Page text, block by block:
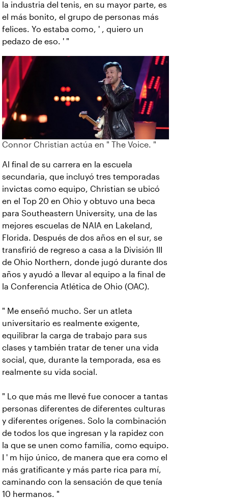
la industria del tenis, en su mayor parte, es
el más bonito, el grupo de personas más
felices. Yo estaba como, ' , quiero un
pedazo de eso. ' "
Connor Christian actúa en " The Voice. "
Al final de su carrera en la escuela
secundaria, que incluyó tres temporadas
invictas como equipo, Christian se ubicó
en el Top 20 en Ohio y obtuvo una beca
para Southeastern University, una de las
mejores escuelas de NAIA en Lakeland,
Florida. Después de dos años en el sur, se
transfirió de regreso a casa a la División III
de Ohio Northern, donde jugó durante dos
años y ayudó a llevar al equipo a la final de
la Conferencia Atlética de Ohio (OAC).
" Me enseñó mucho. Ser un atleta
universitario es realmente exigente,
equilibrar la carga de trabajo para sus
clases y también tratar de tener una vida
social, que, durante la temporada, esa es
realmente su vida social.
" Lo que más me llevé fue conocer a tantas
personas diferentes de diferentes culturas
y diferentes orígenes. Solo la combinación
de todos los que ingresan y la rapidez con
la que se unen como familia, como equipo.
I ' m hijo único, de manera que era como el
más gratificante y más parte rica para mí,
caminando con la sensación de que tenía
10 hermanos. "